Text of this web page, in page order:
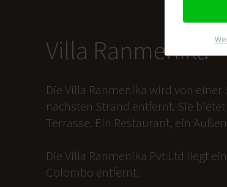
Villa Ranmenika
Die Villa Ranmenika wird von
nächsten Strand entfernt. Sie
Terrasse. Ein Restaurant, ein
Die Villa Ranmenika Pvt.Ltd liegt
Colombo entfernt.